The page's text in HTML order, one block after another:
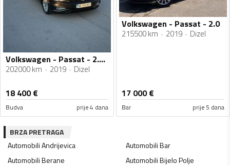
Volkswagen - Passat - 2.0 110kv
202000 km 2019 Dizel
18 400€
Budva prije 4 dana
Volkswagen - Passat - 2.0
215500 km 2019 Dizel
17 000€
Bar prije 5 dana
BRZA PRETRAGA
AutomobiliAndrijevica AutomobiliBar
AutomobiliBerane AutomobiliBijelo Polje